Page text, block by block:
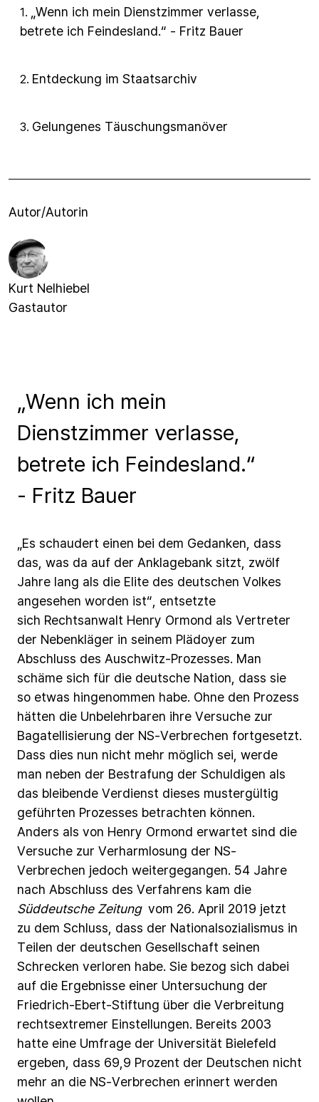
1. „Wenn ich mein Dienstzimmer verlasse,
betrete ich Feindesland.“ - Fritz Bauer
2. Entdeckung im Staatsarchiv
3. Gelungenes Täuschungsmanöver
Autor/Autorin
Kurt Nelhiebel
Gastautor
„Wenn ich mein
Dienstzimmer verlasse,
betrete ich Feindesland.“
- Fritz Bauer
„Es schaudert einen bei dem Gedanken, dass
das, was da auf der Anklagebank sitzt, zwölf
Jahre lang als die Elite des deutschen Volkes
angesehen worden ist“, entsetzte
sich Rechtsanwalt Henry Ormond als Vertreter
der Nebenkläger in seinem Plädoyer zum
Abschluss des Auschwitz-Prozesses. Man
schäme sich für die deutsche Nation, dass sie
so etwas hingenommen habe. Ohne den Prozess
hätten die Unbelehrbaren ihre Versuche zur
Bagatellisierung der NS-Verbrechen fortgesetzt.
Dass dies nun nicht mehr möglich sei, werde
man neben der Bestrafung der Schuldigen als
das bleibende Verdienst dieses mustergültig
geführten Prozesses betrachten können.
Anders als von Henry Ormond erwartet sind die
Versuche zur Verharmlosung der NS-
Verbrechen jedoch weitergegangen. 54 Jahre
nach Abschluss des Verfahrens kam die
Süddeutsche Zeitung vom 26. April 2019 jetzt
zu dem Schluss, dass der Nationalsozialismus in
Teilen der deutschen Gesellschaft seinen
Schrecken verloren habe. Sie bezog sich dabei
auf die Ergebnisse einer Untersuchung der
Friedrich-Ebert-Stiftung über die Verbreitung
rechtsextremer Einstellungen. Bereits 2003
hatte eine Umfrage der Universität Bielefeld
ergeben, dass 69,9 Prozent der Deutschen nicht
mehr an die NS-Verbrechen erinnert werden